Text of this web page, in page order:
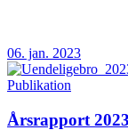
06. jan. 2023
Publikation
Årsrapport 2023